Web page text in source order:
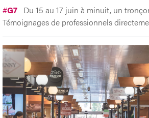
#G7 Du 15 au 17 juin à minuit, un
Témoignages de professionnels